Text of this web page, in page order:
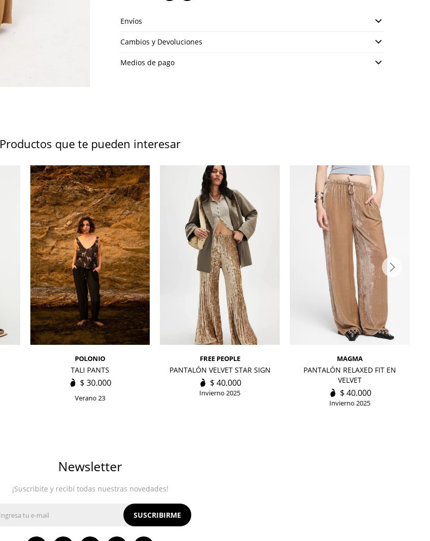
Envíos
Cambios y Devoluciones
Medios de pago
Productos que te pueden interesar
POLONIO
TALI PANTS
$ 30.000
Verano 23
FREE PEOPLE
PANTALÓN VELVET STAR SIGN
$ 40.000
Invierno 2025
MAGMA
PANTALÓN RELAXED FIT EN
VELVET
$ 40.000
Invierno 2025
Newsletter
¡Suscribite y recibí todas nuestras novedades!
SUSCRIBIRME